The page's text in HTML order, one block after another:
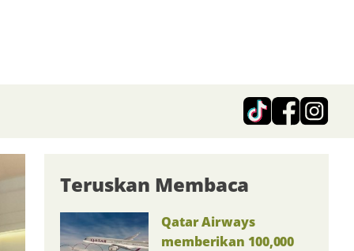
Teruskan Membaca
Qatar Airways
memberikan 100,000